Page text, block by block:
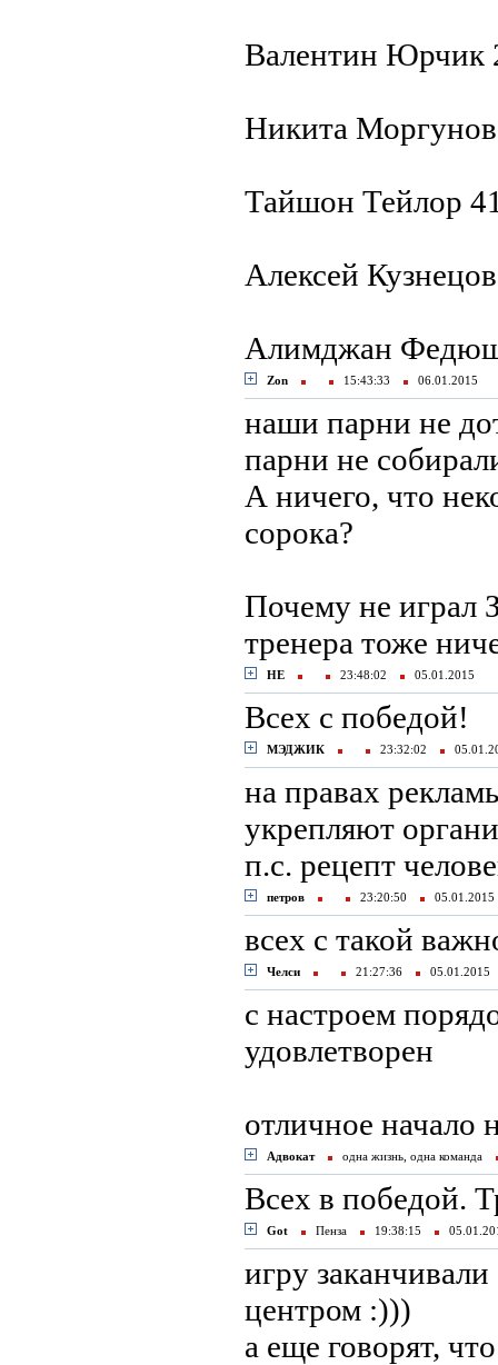
Валентин Юрчик
Никита
Тайшон Тейлор
Алексей
Алимджан
Zon 15:43:33 06.01.2015
наши парни не
парни не
А ничего, что
сорока?
Почему не играл
тренера тоже
НЕ 23:48:02 05.01.2015
Всех с победой!
МЭДЖИК 23:32:02
на правах
укрепляют
п.с. рецепт
петров 23:20:50
всех с такой
Челси 21:27:36
с настроем
удовлетворен
отличное начало
Адвокат одна жизнь, одна команда
Всех в победой.
Got Пенза 19:38:15
игру
центром :)))
а еще говорят,